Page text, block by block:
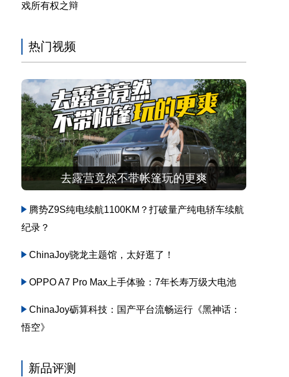
戏所有权之辩
热门视频
去露营竟然不带帐篷玩的更爽
腾势Z9S纯电续航1100KM？打破量产纯电轿车续航
纪录？
ChinaJoy骁龙主题馆，太好逛了！
OPPO A7 Pro Max上手体验：7年长寿万级大电池
ChinaJoy砺算科技：国产平台流畅运行《黑神话：
悟空》
新品评测